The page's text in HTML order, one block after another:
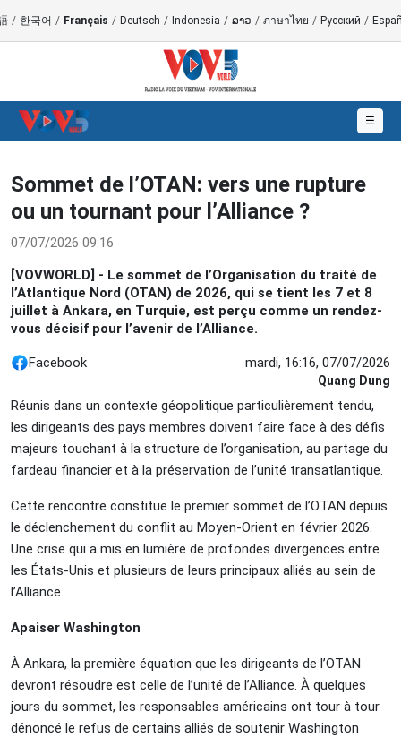
/ 한국어 / Français / Deutsch / Indonesia / ລາວ / ภาษาไทย / Русский /
☰
Sommet de l’OTAN: vers une rupture
ou un tournant pour l’Alliance ?
07/07/2026 09:16
[VOVWORLD] - Le sommet de l’Organisation du traité de
l’Atlantique Nord (OTAN) de 2026, qui se tient les 7 et 8
juillet à Ankara, en Turquie, est perçu comme un rendez-
vous décisif pour l’avenir de l’Alliance.
Facebook mardi, 16:16, 07/07/2026
Quang Dung
Réunis dans un contexte géopolitique particulièrement tendu,
les dirigeants des pays membres doivent faire face à des défis
majeurs touchant à la structure de l’organisation, au partage du
fardeau financier et à la préservation de l’unité transatlantique.
Cette rencontre constitue le premier sommet de l’OTAN depuis
le déclenchement du conflit au Moyen-Orient en février 2026.
Une crise qui a mis en lumière de profondes divergences entre
les États-Unis et plusieurs de leurs principaux alliés au sein de
l’Alliance.
Apaiser Washington
À Ankara, la première équation que les dirigeants de l’OTAN
devront résoudre est celle de l’unité de l’Alliance. À quelques
jours du sommet, les responsables américains ont tour à tour
dénoncé le refus de certains alliés de soutenir Washington